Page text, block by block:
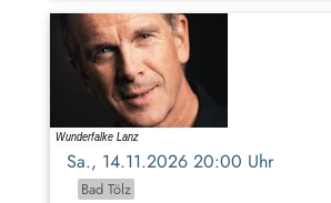
Sa., 14.11.2026 20:00 Uhr
Bad Tölz